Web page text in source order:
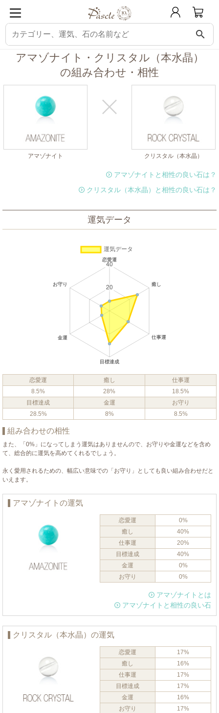
search
パスクル 組み合わせ・相性チェック アマゾナイトと相性の良い石 アマ
アマゾナイト・クリスタル（本水晶）
の組み合わせ・相性
アマゾナイト クリスタル（本水晶）
アマゾナイトと相性の良い石は？
クリスタル（本水晶）と相性の良い石は？
運気データ
恋愛運 癒し
仕事運
8.5%
28%
18.5%
目標達成
金運
お守り
28.5%
8% 8.5%
組み合わせの相性
また、「0%」になってしまう運気はありませんので、お守りや金運などを含め
て、総合的に運気を高めてくれるでしょう。
永く愛用されるための、幅広い意味での「お守り」としても良い組み合わせだと
いえます。
アマゾナイトの運気
恋愛運
0%
癒し
40%
仕事運
20%
目標達成
40%
金運
0%
お守り
0%
アマゾナイトとは
アマゾナイトと相性の良い石
クリスタル（本水晶）の運気
恋愛運
17%
癒し
16%
仕事運
17%
目標達成
17%
金運
16%
お守り
17%